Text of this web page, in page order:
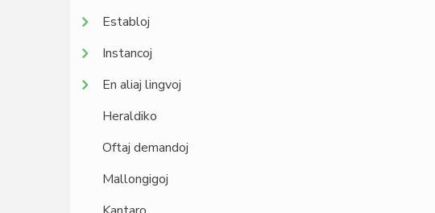
Establoj
Instancoj
En aliaj lingvoj
Heraldiko
Oftaj demandoj
Mallongigoj